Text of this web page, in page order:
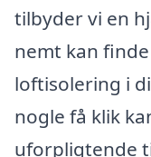
tilbyder vi en
nemt kan
loftisolering i
nogle få klik
uforpligtende